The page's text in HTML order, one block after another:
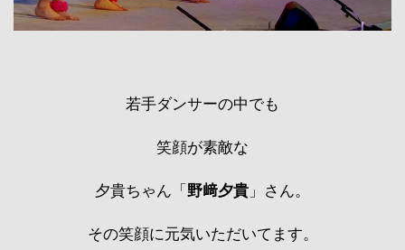
若手ダンサーの中でも
笑顔が素敵な
夕貴ちゃん「 野﨑夕貴 」さん。
その笑顔に元気いただいてます。